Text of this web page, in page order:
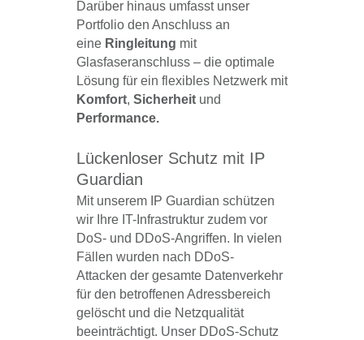
Darüber hinaus umfasst unser
Portfolio den Anschluss an
eine Ringleitung mit
Glasfaseranschluss – die optimale
Lösung für ein flexibles Netzwerk mit
Komfort, Sicherheit und
Performance.
Lückenloser Schutz mit IP
Guardian
Mit unserem IP Guardian schützen
wir Ihre IT-Infrastruktur zudem vor
DoS- und DDoS-Angriffen. In vielen
Fällen wurden nach DDoS-
Attacken der gesamte Datenverkehr
für den betroffenen Adressbereich
gelöscht und die Netzqualität
beeinträchtigt. Unser DDoS-Schutz